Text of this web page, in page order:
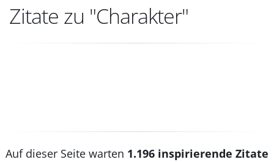
Zitate zu "Charakter"
Auf dieser Seite warten 1.196 inspirierende Zitate